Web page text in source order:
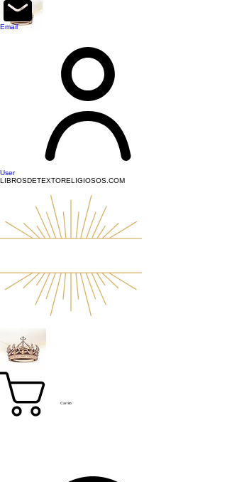
top of page
User
LIBROSDETEXTORELIGIOSOS.COM
Carrito
Email